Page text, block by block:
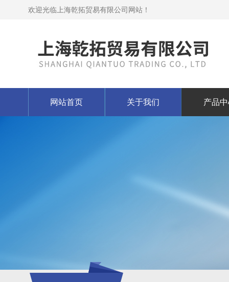
欢迎光临上海乾拓贸易有限公司网站！
网站首页 关于我们 产品